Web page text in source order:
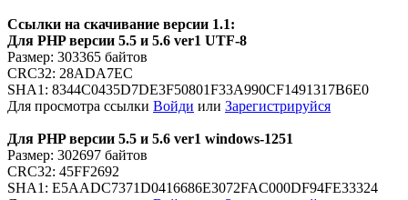
Ссылки на скачивание версии 1.1:
Для PHP версии 5.5 и 5.6 ver1 UTF-8
Размер: 303365 байтов
CRC32: 28ADA7EC
SHA1: 8344C0435D7DE3F50801F33A990CF1491317B6E0
Для просмотра ссылки Войди или Зарегистрируйся
Для PHP версии 5.5 и 5.6 ver1 windows-1251
Размер: 302697 байтов
CRC32: 45FF2692
SHA1: E5AADC7371D0416686E3072FAC000DF94FE33324